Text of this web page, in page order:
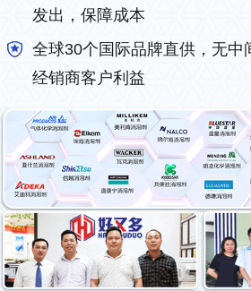
发出，保障成本
全球30个国际品牌直供，无中
经销商客户利益